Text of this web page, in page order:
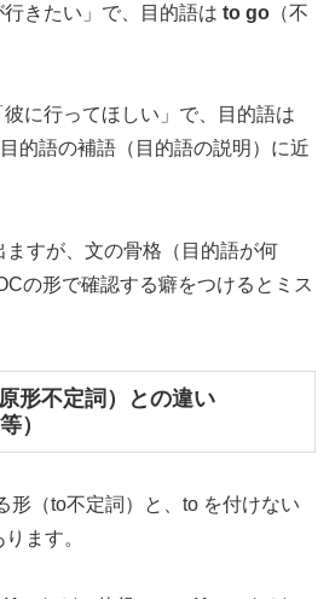
行きたい」で、目的語は to go （不
彼に行ってほしい」で、目的語は
的語の補語（目的語の説明）に近
ますが、文の骨格（目的語が何
の形で確認する癖をつけるとミス
形不定詞）との違い
）
形（to不定詞）と、to を付けない
ます。